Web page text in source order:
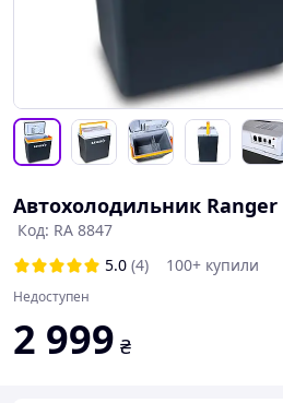
Автохолодильник Ranger
Код: RA 8847
5.0 (4) 100+ купили
Недоступен
2 999 ₴